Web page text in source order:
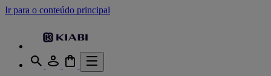
Ir para o conteúdo principal